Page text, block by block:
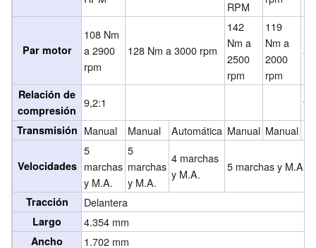
RPM
Par motor
108 Nm
a 2900
rpm
128 Nm a 3000 rpm
142
Nm a
2500
rpm
119
Nm a
2000
rpm
a
Relación de
compresión
9,2:1
Transmisión Manual Manual Automática Manual Manual
Velocidades
5
marchas
y M.A.
5
marchas
y M.A.
4 marchas
y M.A.
5 marchas y M.A.
Tracción Delantera
Largo 4.354 mm
Ancho 1.702 mm